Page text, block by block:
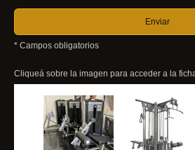
Cliqueá sobre la imagen para acceder a la
* Campos obligatorios